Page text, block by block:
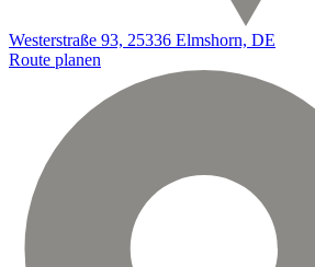
Westerstraße 93, 25336 Elmshorn, DE
Route planen